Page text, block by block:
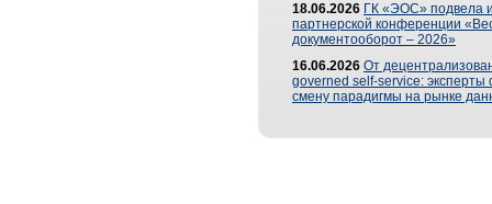
18.06.2026 ГК «ЭОС» подвела
партнерской конференции
документооборот – 2026»
16.06.2026 От
governed self-service: эксперты
смену парадигмы на рынке